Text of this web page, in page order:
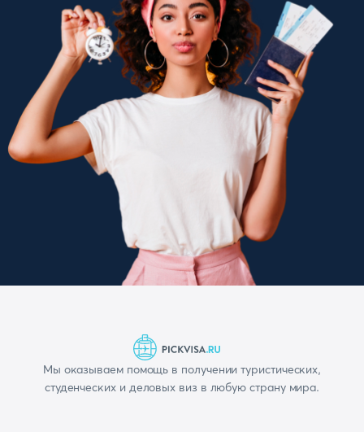
Мы оказываем помощь в получении туристических,
студенческих и деловых виз в любую страну мира.